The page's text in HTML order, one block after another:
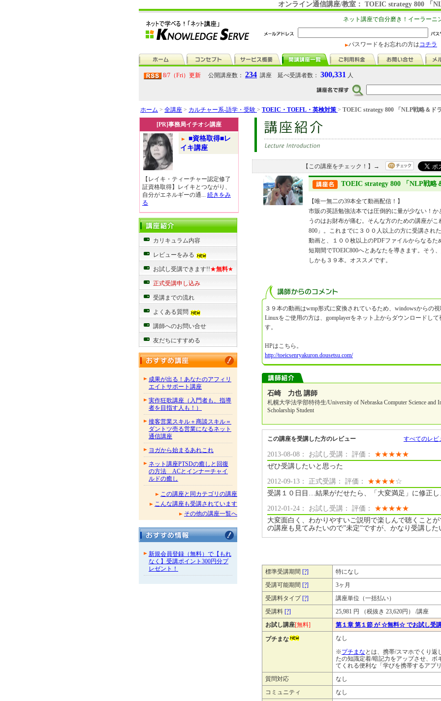
オンライン通信講座/教室： TOEIC strategy 800 「
ネット講座で自分磨き！イーラーニ
パスワードをお忘れの方はコチラ
8/7（Fri）更新 公開講座数： 234 講座 延べ受講者数： 300,331 人
ホーム > 全講座 > カルチャー系-語学・受験 > TOEIC・TOEFL・英検対策 > TOEIC strategy 800 「NLP戦略＆ド
[PR]事務局イチオシ講座
■資格取得■レ
イキ講座
【レイキ・ティーチャー認定修了
証資格取得】レイキとつながり、
自分がエネルギーの通... 続きをみ
る
カリキュラム内容
レビューをみる
お試し受講できます!!★無料★
正式受講申し込み
受講までの流れ
よくある質問
講師へのお問い合せ
友だちにすすめる
成果が出る！あなたのアフィリ
エイトサポート講座
実作狂歌講座（入門者も、指導
者を目指す人も！）
接客営業スキル＋商談スキル＝
ダントツ売る営業になるネット
通信講座
ヨガから始まるあれこれ
ネット講座PTSDの癒しと回復
の方法 ACとインナーチャイ
ルドの癒し
この講座と同カテゴリの講座
こんな講座も受講されています
その他の講座一覧へ
新規会員登録（無料）で【もれ
なく】受講ポイント300円分プ
レゼント！
【この講座をチェック！】→
TOEIC strategy 800 「NLP戦略
【唯一無二の39本全て動画配信！】
市販の英語勉強法本では圧倒的に量が少ない！か
うのはお財布が痛む。そんな方のための講座がこ
800」。これまでに３００人以上の方に受講され
動画と、１００枚以上のPDFファイルからなるた
短期間でTOEIC800へとあなたを導きます。そう
しかも３９本。オススメです。
３９本の動画はwmp形式に変換されているため、windowsからの
Linuxをご使用の方は、gomplayerをネット上からダウンロードし
す。
HPはこちら。
http://toeicsenryakuron.dousetsu.com/
石崎 力也 講師
札幌大学法学部特待生/University of Nebraska Computer Science and
Scholarship Student
この講座を受講した方のレビュー すべてのレビ
2013-08-08： お試し受講： 評価： ★★★★★
ぜひ受講したいと思った
2012-09-13： 正式受講： 評価： ★★★★☆
受講１０日目…結果がだせたら、「大変満足」に修正し
2012-01-24： お試し受講： 評価： ★★★★★
大変面白く、わかりやすいご説明で楽しんで聴くこと
の講座も見てみたいので”未定”ですが、かなり受講した
標準受講期間 [?]
特になし
受講可能期間 [?]
3ヶ月
受講料タイプ[?]
講座単位（一括払い）
受講料 [?]
25,981 円 （税抜き 23,620円） /講座
お試し講座[無料] 第１章 第１節 が ☆無料☆ でお試し受講
プチまな
なし
※プチまな とは、携帯/スマホでくり返
たの知識定着/暗記力をアップさせ、ボ
てくれる便利な「学びを携帯するアプ
質問対応
なし
コミュニティ
なし